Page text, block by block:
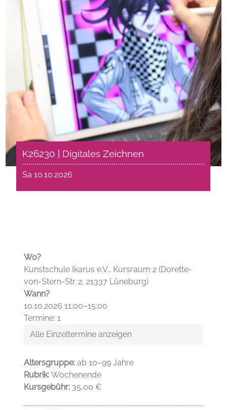
K26230 | Digitales Zeichnen
Sa 10.10.2026
Wo?
Kunstschule Ikarus e.V., Kursraum 2 (Dorette-
von-Stern-Str. 2, 21337 Lüneburg)
Wann?
10.10.2026 11:00–15:00
Termine: 1
Alle Einzeltermine anzeigen
Altersgruppe: ab 10–99 Jahre
Rubrik: Wochenende
Kursgebühr: 35,00 €